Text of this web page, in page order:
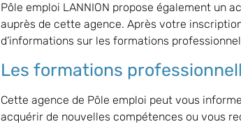
Pôle emploi LANNION propose également un
auprès de cette agence. Après votre
d’informations sur les formations
Les formations
Cette agence de Pôle emploi peut vous
acquérir de nouvelles compétences ou vous